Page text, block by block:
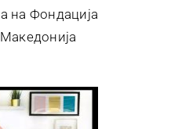
на Фондација